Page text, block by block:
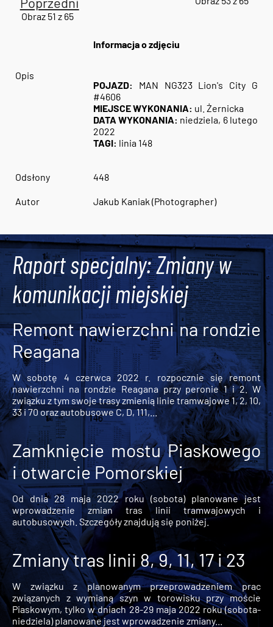
Obraz 51 z 65
Informacja o zdjęciu
Opis
POJAZD: MAN NG323 Lion's City G
#4606
MIEJSCE WYKONANIA: ul. Żernicka
DATA WYKONANIA: niedziela, 6 lutego
2022
TAGI: linia 148
Odsłony 448
Autor Jakub Kaniak (Photographer)
Raport specjalny: Zmiany w
komunikacji miejskiej
Remont nawierzchni na rondzie
Reagana
W sobotę 4 czerwca 2022 r. rozpocznie się remont
nawierzchni na rondzie Reagana przy peronie 1 i 2. W
związku z tym swoje trasy zmienią linie tramwajowe 1, 2, 10,
33 i 70 oraz autobusowe C, D, 111,...
Zamknięcie mostu Piaskowego
i otwarcie Pomorskiej
Od dnia 28 maja 2022 roku (sobota) planowane jest
wprowadzenie zmian tras linii tramwajowych i
autobusowych. Szczegóły znajdują się poniżej.
Zmiany tras linii 8, 9, 11, 17 i 23
W związku z planowanym przeprowadzeniem prac
związanych z wymianą szyn w torowisku przy moście
Piaskowym, tylko w dniach 28-29 maja 2022 roku (sobota-
niedziela) planowane jest wprowadzenie zmiany...